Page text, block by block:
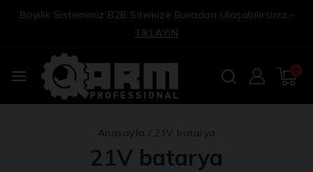
Bayilik Sistemimiz B2B Sitemize Buradan Ulaşabilirsiniz.-
TIKLAYIN
0
Anasayfa / 21V batarya
21V batarya